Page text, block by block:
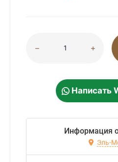
Написать
Информация
Эль-